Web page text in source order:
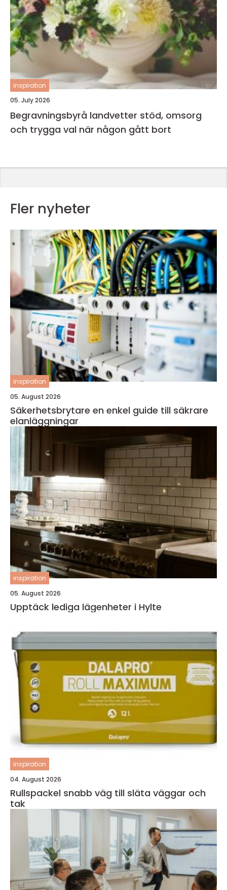
inspiration
05. July 2026
Begravningsbyrå landvetter stöd, omsorg
och trygga val när någon gått bort
Fler nyheter
inspiration
05. August 2026
Säkerhetsbrytare en enkel guide till säkrare
elanläggningar
inspiration
05. August 2026
Upptäck lediga lägenheter i Hylte
inspiration
04. August 2026
Rullspackel snabb väg till släta väggar och
tak